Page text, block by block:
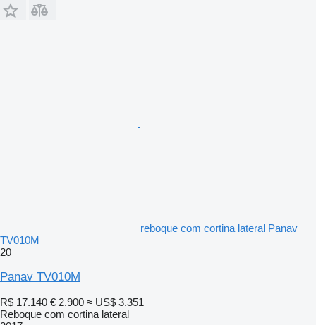
reboque com cortina lateral Panav
TV010M
20
Panav TV010M
R$ 17.140 € 2.900 ≈ US$ 3.351
Reboque com cortina lateral